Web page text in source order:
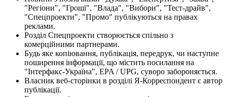
"Регіони", "Гроші", "Влада", "Вибори", "Тест-драйв",
"Спецпроекти", "Промо" публікуються на правах
реклами.
Розділ Спецпроекти створюється спільно з
комерційними партнерами.
Будь яке копіювання, публікація, передрук, чи наступне
поширення інформації, що містить посилання на
"Інтерфакс-Україна", EPA / UPG, суворо забороняється.
Власник веб-сторінки в розділі Я-Корреспондент є автор
публікації.